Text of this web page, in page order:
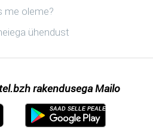
postel.bzh
me oleme?
ühendust
rakendusega Mailo
SAAD SELLE PEALE